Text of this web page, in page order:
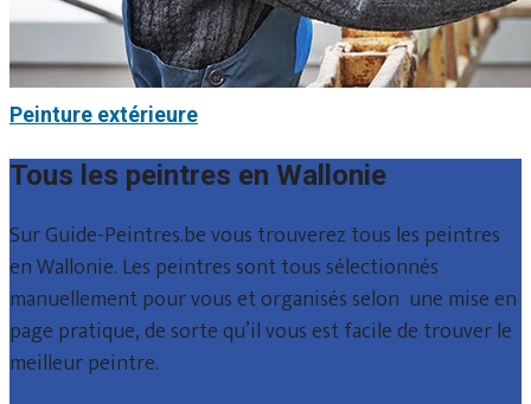
Peinture extérieure
Tous les peintres en Wallonie
Sur Guide-Peintres.be vous trouverez tous les peintres
en Wallonie. Les peintres sont tous sélectionnés
manuellement pour vous et organisés selon une mise en
page pratique, de sorte qu’il vous est facile de trouver le
meilleur peintre.